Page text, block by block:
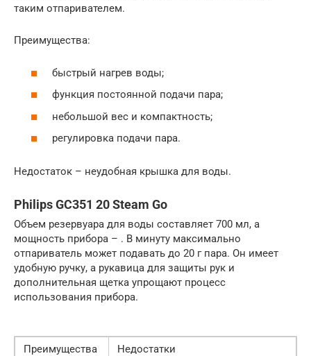
таким отпаривателем.
Преимущества:
быстрый нагрев воды;
функция постоянной подачи пара;
небольшой вес и компактность;
регулировка подачи пара.
Недостаток – неудобная крышка для воды.
Philips GC351 20 Steam Go
Объем резервуара для воды составляет 700 мл, а
мощность прибора – . В минуту максимально
отпариватель может подавать до 20 г пара. Он имеет
удобную ручку, а рукавица для защиты рук и
дополнительная щетка упрощают процесс
использования прибора.
Преимущества Недостатки